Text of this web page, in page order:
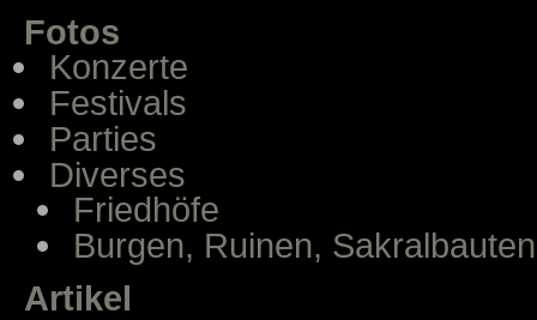
Fotos
Konzerte
Festivals
Parties
Diverses
Friedhöfe
Burgen, Ruinen, Sakralbauten
Artikel